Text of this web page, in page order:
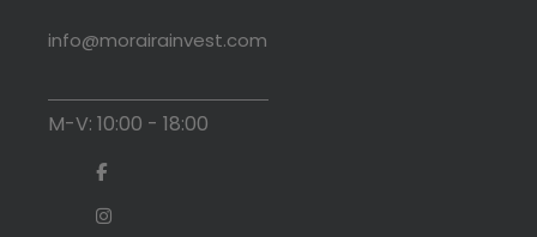
info@morairainvest.com
M-V: 10:00 - 18:00